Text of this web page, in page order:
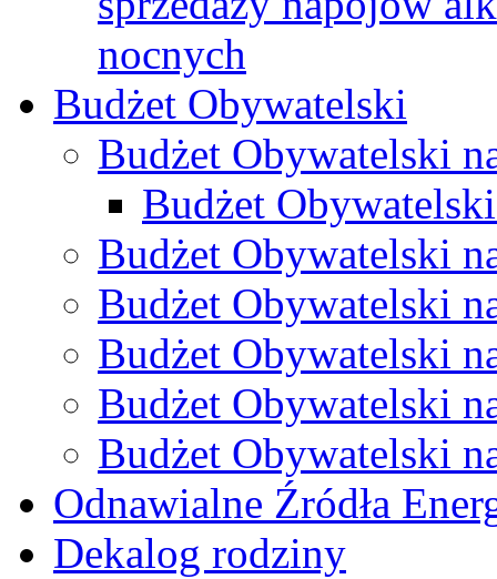
nocnych
Budżet Obywatelski
Budżet Obywatelski
Budżet
Budżet Obywatelski
Budżet Obywatelski
Budżet Obywatelski
Budżet Obywatelski
Budżet Obywatelski
Odnawialne Źródła
Dekalog rodziny